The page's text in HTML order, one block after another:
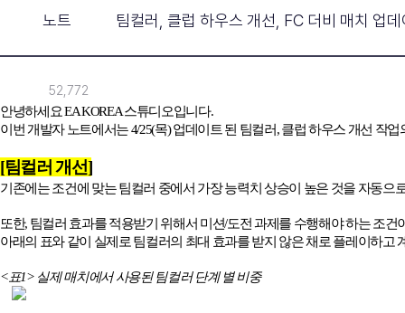
노트 팀컬러, 클럽 하우스 개선, FC 더비 매치 업
52,772
안녕하세요EA KOREA스튜디오입니다.
이번 개발자 노트에서는4/25(목)업데이트 된 팀컬러,클럽 하우스 개선 작업
[팀컬러 개선]
기존에는 조건에 맞는 팀컬러 중에서 가장 능력치 상승이 높은 것을 자동으
또한, 팀컬러 효과를 적용받기 위해서 미션/도전 과제를 수행해야 하는 조건
아래의 표와 같이 실제로 팀컬러의 최대 효과를 받지 않은 채로 플레이하
<표1> 실제 매치에서 사용된 팀컬러 단계 별 비중